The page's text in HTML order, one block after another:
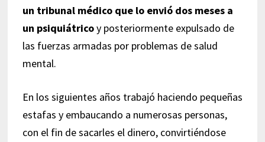
un tribunal médico que lo envió dos meses a
un psiquiátricoy posteriormente expulsado de
las fuerzas armadas por problemas de salud
mental.
En los siguientes años trabajó haciendo pequeñas
estafas y embaucando a numerosas personas,
con el fin de sacarles el dinero, convirtiéndose